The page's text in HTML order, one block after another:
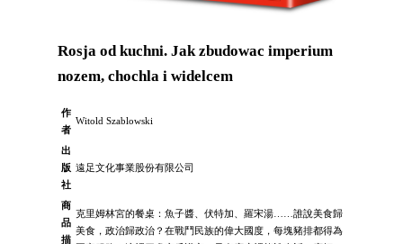
Rosja od kuchni. Jak zbudowac imperium
nozem, chochla i widelcem
作
者
Witold Szablowski
出
版
社
遠足文化事業股份有限公司
商
品
描
克里姆林宮的餐桌：魚子醬、伏特加、羅宋湯……誰說美食歸
美食，政治歸政治？在戰鬥民族的偉大國度，每塊豬排都得為